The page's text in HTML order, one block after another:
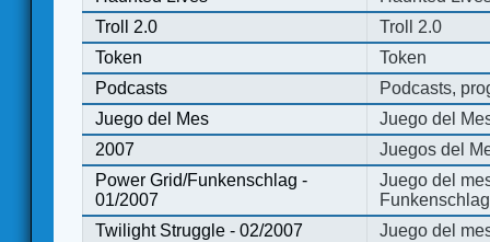
Troll 2.0
Troll 2.0
Token
Token
Podcasts
Podcasts,
Juego del Mes
Juego del
2007
Juegos del
Power Grid/Funkenschlag -
01/2007
Juego del
Twilight Struggle - 02/2007
Juego del